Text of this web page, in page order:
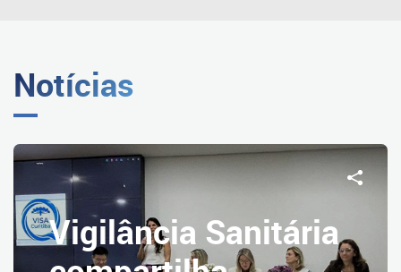
Notícias
Vigilância Sanitária